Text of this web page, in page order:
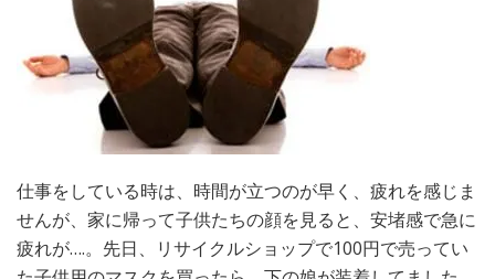
仕事をしている時は、時間が立つのが早く、疲れを感じま
せんが、家に帰って子供たちの顔を見ると、安堵感で急に
疲れが….。先日、リサイクルショップで100円で売ってい